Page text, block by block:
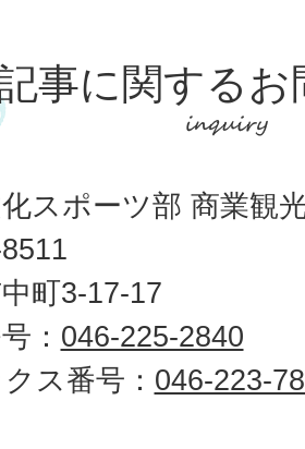
事に関するお
スポーツ部 商業観
町3-17-17
： 046-225-2840
ス番号： 046-223-